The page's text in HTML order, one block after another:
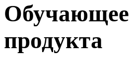
Обучающее
продукта